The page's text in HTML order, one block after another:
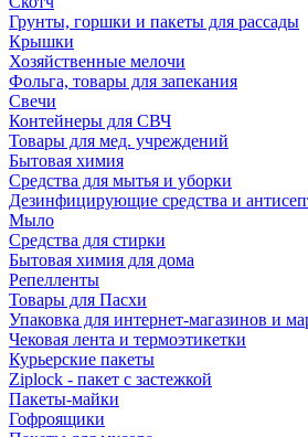
Грунты, горшки и пакеты для рассады
Крышки
Хозяйственные мелочи
Фольга, товары для запекания
Свечи
Контейнеры для СВЧ
Товары для мед. учреждений
Бытовая химия
Средства для мытья и уборки
Дезинфицирующие средства и
Мыло
Средства для стирки
Бытовая химия для дома
Репелленты
Товары для Пасхи
Упаковка для интернет-магазинов и
Чековая лента и термоэтикетки
Курьерские пакеты
Ziplock - пакет с застежкой
Пакеты-майки
Гофроящики